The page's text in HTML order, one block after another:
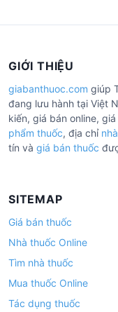
GIỚI THIỆU
giabanthuoc.com giúp
đang lưu hành tại Việt
kiến, giá bán online,
phẩm thuốc, địa chỉ
tín và giá bán thuốc
SITEMAP
Giá bán thuốc
Nhà thuốc Online
Tìm nhà thuốc
Mua thuốc Online
Tác dụng thuốc